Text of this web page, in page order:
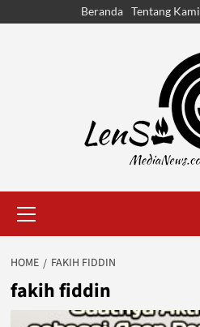
Beranda Tentang Kami
Menu
HOME FAKIH FIDDIN
fakih fiddin